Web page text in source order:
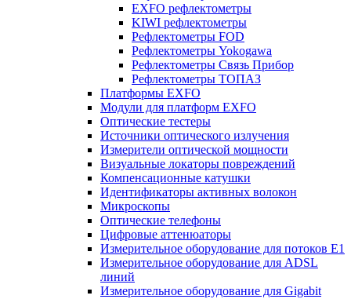
EXFO рефлектометры
KIWI рефлектометры
Рефлектометры FOD
Рефлектометры Yokogawa
Рефлектометры Связь Прибор
Рефлектометры ТОПАЗ
Платформы EXFO
Модули для платформ EXFO
Оптические тестеры
Источники оптического излучения
Измерители оптической мощности
Визуальные локаторы повреждений
Компенсационные катушки
Идентификаторы активных волокон
Микроскопы
Оптические телефоны
Цифровые аттенюаторы
Измерительное оборудование для потоков Е1
Измерительное оборудование для ADSL
линий
Измерительное оборудование для Gigabit